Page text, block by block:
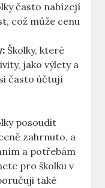
často nabízejí
což může cenu
Školky, které
jako výlety a
často účtují
posoudit
zahrnuto, a
a potřebám
pro školku v
také